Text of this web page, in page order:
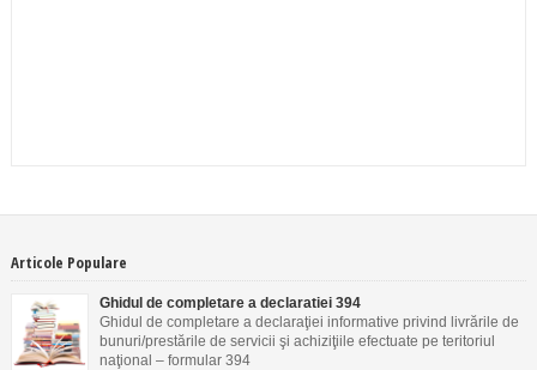
Articole Populare
Ghidul de completare a declaratiei 394
Ghidul de completare a declaraţiei informative privind livrările de
bunuri/prestările de servicii şi achiziţiile efectuate pe teritoriul
naţional – formular 394